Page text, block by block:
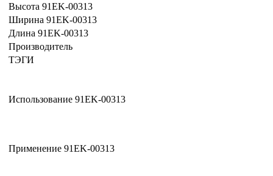
Высота 91EK-00313
Ширина 91EK-00313
Длина 91EK-00313
Производитель
ТЭГИ
Использование 91EK-00313
Применение 91EK-00313